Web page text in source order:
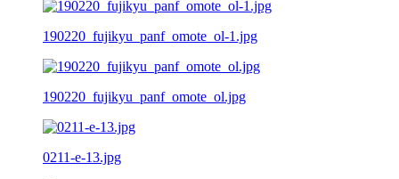
190220_fujikyu_panf_omote_ol-1.jpg
190220_fujikyu_panf_omote_ol.jpg
0211-e-13.jpg